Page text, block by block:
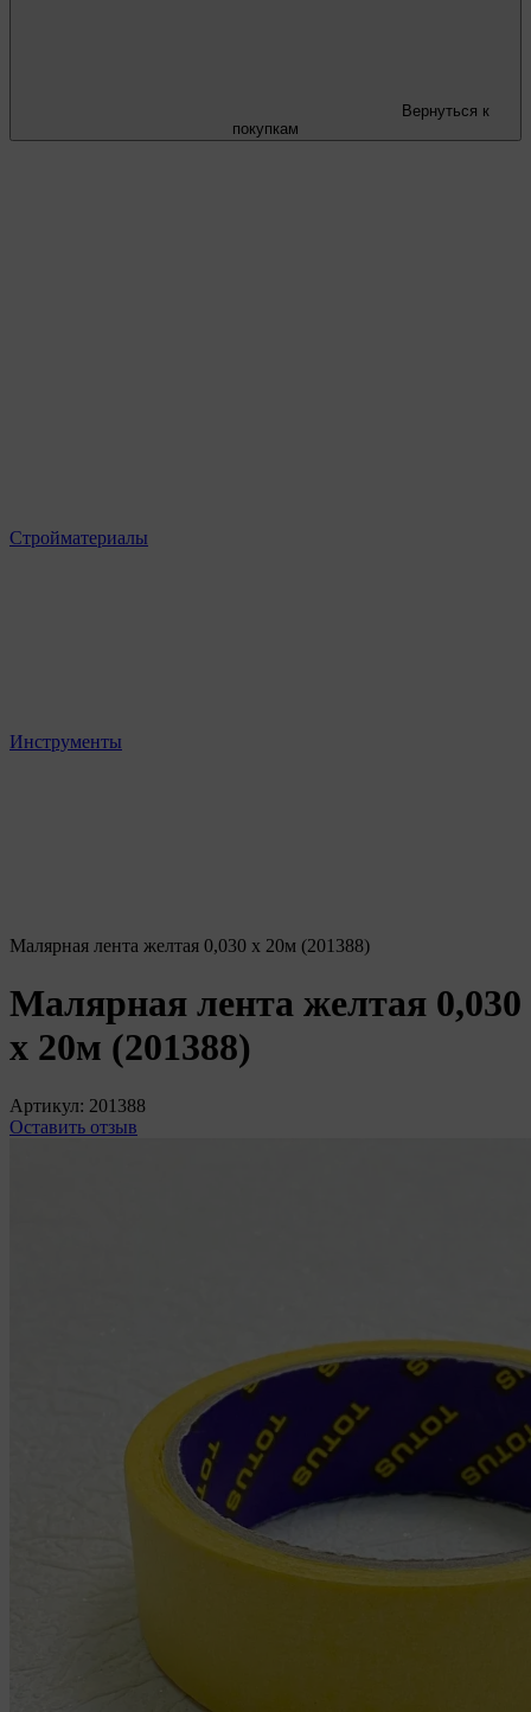
Вернуться к
покупкам
Стройматериалы
Инструменты
Малярная лента желтая 0,030 х 20м (201388)
Малярная лента желтая 0,030
х 20м (201388)
Артикул: 201388
Оставить отзыв